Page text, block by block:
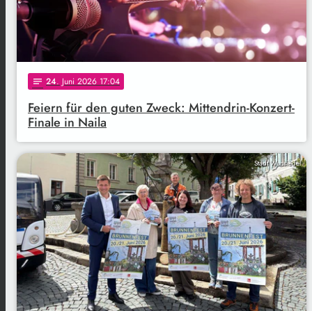
notes 24. Juni 2026 17:04
Feiern für den guten Zweck: Mittendrin-Konzert-
Finale in Naila
Stadt Wunsiedel